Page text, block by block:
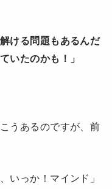
ける問題もあるんだ
いたのかも！」
うあるのですが、前
いっか！マインド」